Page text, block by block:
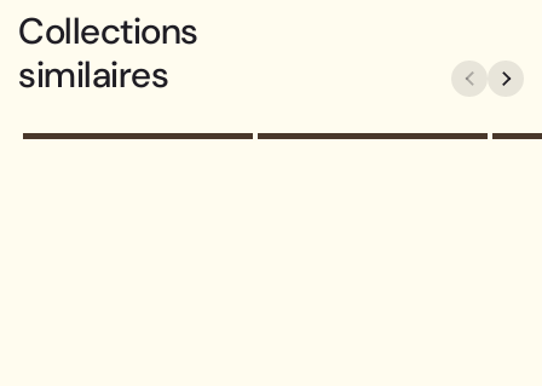
Collections
similaires
Le nom de votre
collection